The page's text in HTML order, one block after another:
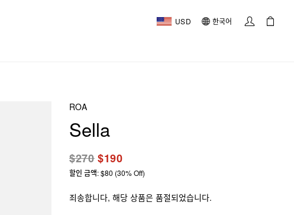
USD 한국어
ROA
Sella
$270$190
할인 금액: $80 (30% Off)
죄송합니다, 해당 상품은 품절되었습니다.